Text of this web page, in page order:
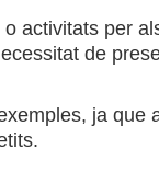
activitats per
de
ja que